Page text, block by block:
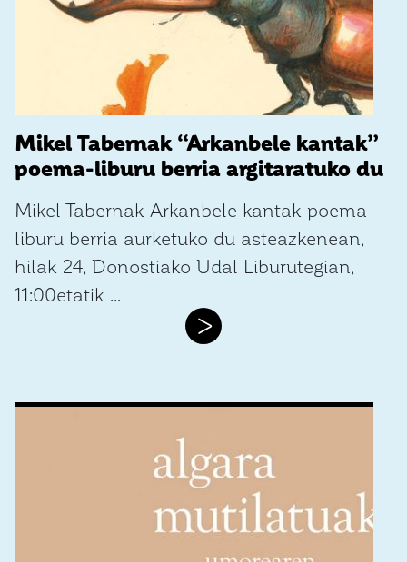
Mikel Tabernak “Arkanbele kantak”
poema-liburu berria argitaratuko du
Mikel Tabernak Arkanbele kantak poema-
liburu berria aurketuko du asteazkenean,
hilak 24, Donostiako Udal Liburutegian,
11:00etatik ...
>